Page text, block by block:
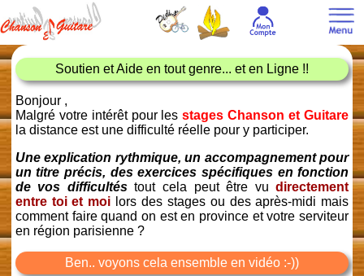
Soutien et Aide en tout genre... et en Ligne !!
Bonjour ,
Malgré votre intérêt pour lesstages Chanson et Guitare
la distance est une difficulté réelle pour y participer.
Une explication rythmique, un accompagnement pour
un titre précis, des exercices spécifiques en fonction
de vos difficultéstout cela peut être vudirectement
entre toi et moi lors des stages ou des après-midi mais
comment faire quand on est en province et votre serviteur
en région parisienne ?
Ben.. voyons cela ensemble en vidéo :-))